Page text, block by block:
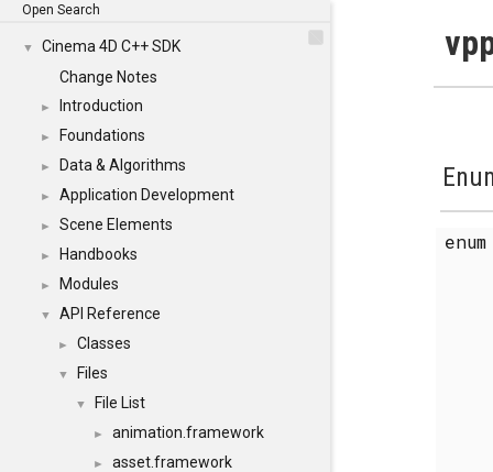
Open Search
▼
Cinema 4D C++ SDK
Change Notes
► Introduction
► Foundations
► Data & Algorithms
► Application Development
► Scene Elements
► Handbooks
► Modules
▼ API Reference
► Classes
▼ Files
▼ File List
► animation.framework
► asset.framework